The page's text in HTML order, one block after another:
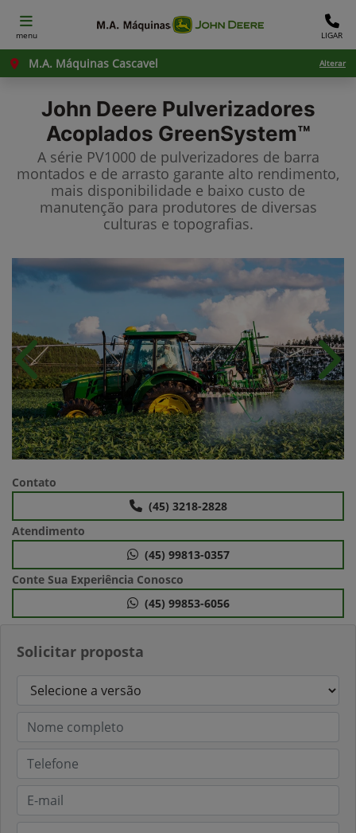
menu LIGAR
M.A. Máquinas Cascavel Alterar
John Deere Pulverizadores
Acoplados GreenSystem™
A série PV1000 de pulverizadores de barra
montados e de arrasto garante alto rendimento,
mais disponibilidade e baixo custo de
manutenção para produtores de diversas
culturas e topografias.
Solicitar proposta
Anterior
Contato
(45) 3218-2828
Atendimento
(45) 99813-0357
Conte Sua Experiência Conosco
(45) 99853-6056